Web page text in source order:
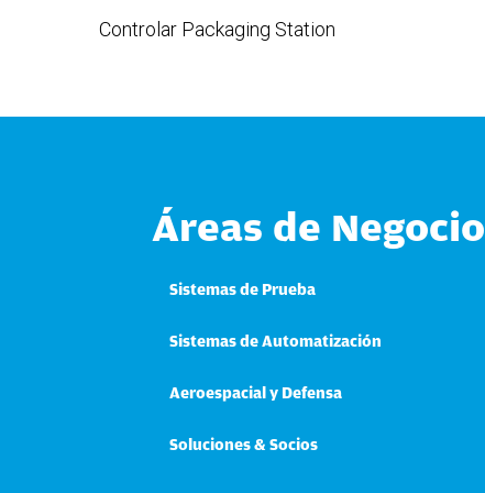
Controlar Packaging Station
Áreas de Negocio
Sistemas de Prueba
Sistemas de Automatización
Aeroespacial y Defensa
Soluciones & Socios